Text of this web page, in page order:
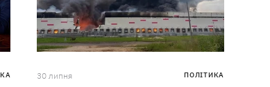
30 липня ПОЛІТИКА